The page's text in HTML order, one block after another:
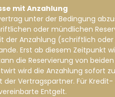
mit Anzahlung
unter der Bedingung
oder mündlichen
der Anzahlung (schriftlich
Erst ab diesem Zeitpunkt
die Reservierung von
wird die Anzahlung sofort
Vertragspartner. Für
Entgelt.